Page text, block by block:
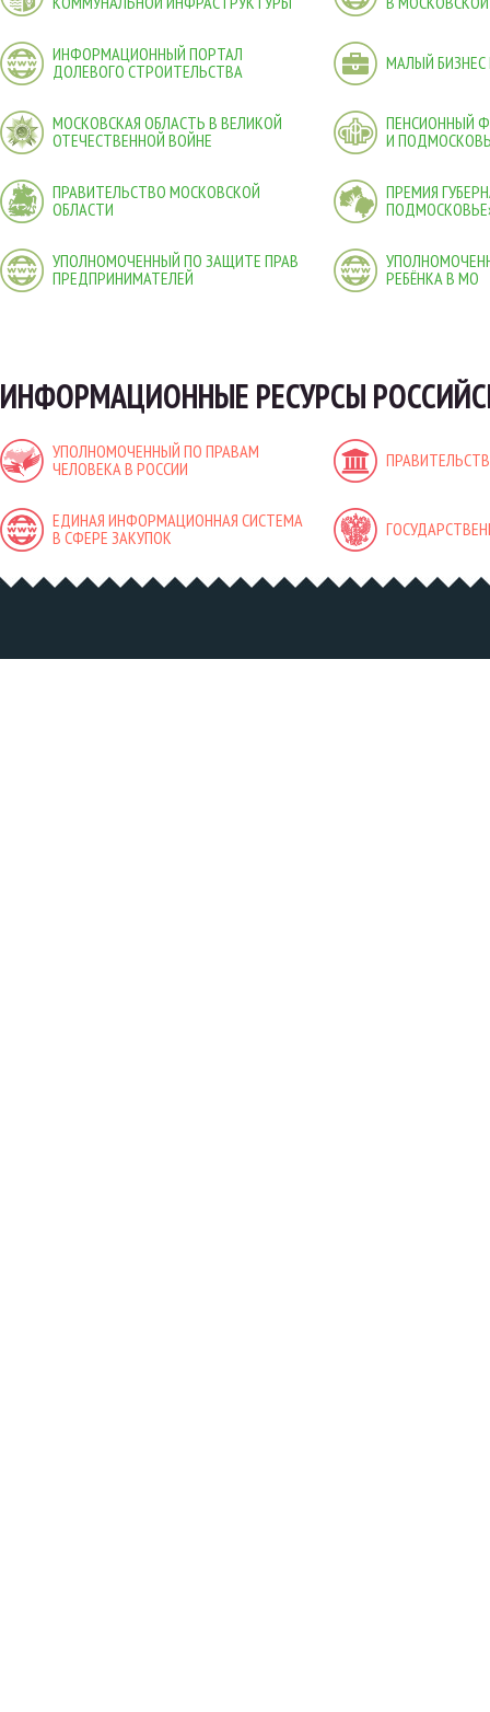
ИНФОРМАЦИОННЫЙ ПОРТАЛ
ДОЛЕВОГО СТРОИТЕЛЬСТВА
МАЛЫЙ
МОСКОВСКАЯ ОБЛАСТЬ В ВЕЛИКОЙ
ОТЕЧЕСТВЕННОЙ ВОЙНЕ
ПЕНСИОННЫЙ
И
ПРАВИТЕЛЬСТВО МОСКОВСКОЙ
ОБЛАСТИ
ПРЕМИЯ
УПОЛНОМОЧЕННЫЙ ПО ЗАЩИТЕ ПРАВ
ПРЕДПРИНИМАТЕЛЕЙ
РЕБЁНКА В МО
ИНФОРМАЦИОННЫЕ РЕСУРСЫ
УПОЛНОМОЧЕННЫЙ ПО ПРАВАМ
ЧЕЛОВЕКА В РОССИИ
ЕДИНАЯ ИНФОРМАЦИОННАЯ СИСТЕМА
В СФЕРЕ ЗАКУПОК